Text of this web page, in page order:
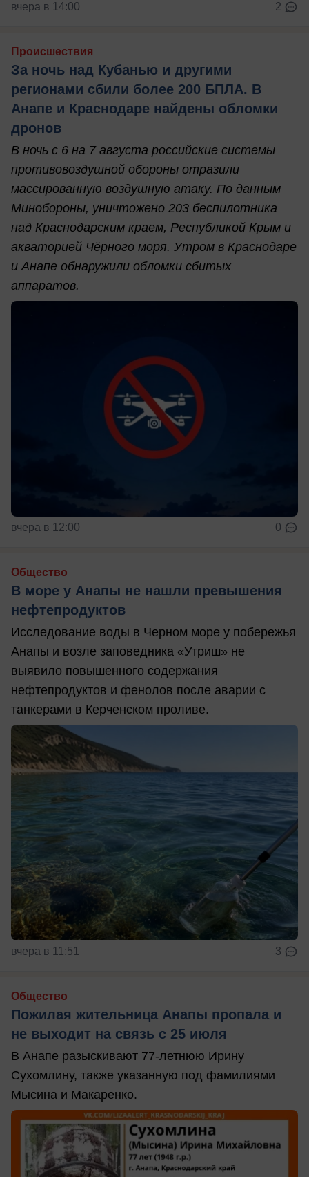
вчера в 14:00 2
Происшествия
За ночь над Кубанью и другими
регионами сбили более 200 БПЛА. В
Анапе и Краснодаре найдены обломки
дронов
В ночь с 6 на 7 августа российские системы
противовоздушной обороны отразили
массированную воздушную атаку. По данным
Минобороны, уничтожено 203 беспилотника
над Краснодарским краем, Республикой Крым и
акваторией Чёрного моря. Утром в Краснодаре
и Анапе обнаружили обломки сбитых
аппаратов.
вчера в 12:00 0
Общество
В море у Анапы не нашли превышения
нефтепродуктов
Исследование воды в Черном море у побережья
Анапы и возле заповедника «Утриш» не
выявило повышенного содержания
нефтепродуктов и фенолов после аварии с
танкерами в Керченском проливе.
вчера в 11:51 3
Общество
Пожилая жительница Анапы пропала и
не выходит на связь с 25 июля
В Анапе разыскивают 77-летнюю Ирину
Сухомлину, также указанную под фамилиями
Мысина и Макаренко.